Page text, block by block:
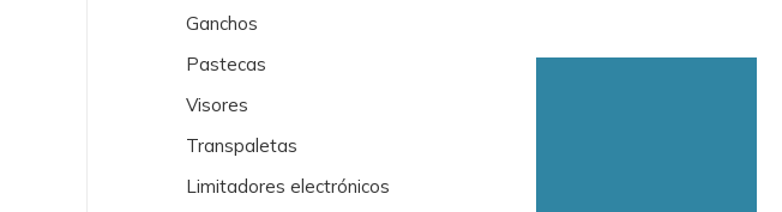
Ganchos
Pastecas
Visores
Transpaletas
Limitadores electrónicos